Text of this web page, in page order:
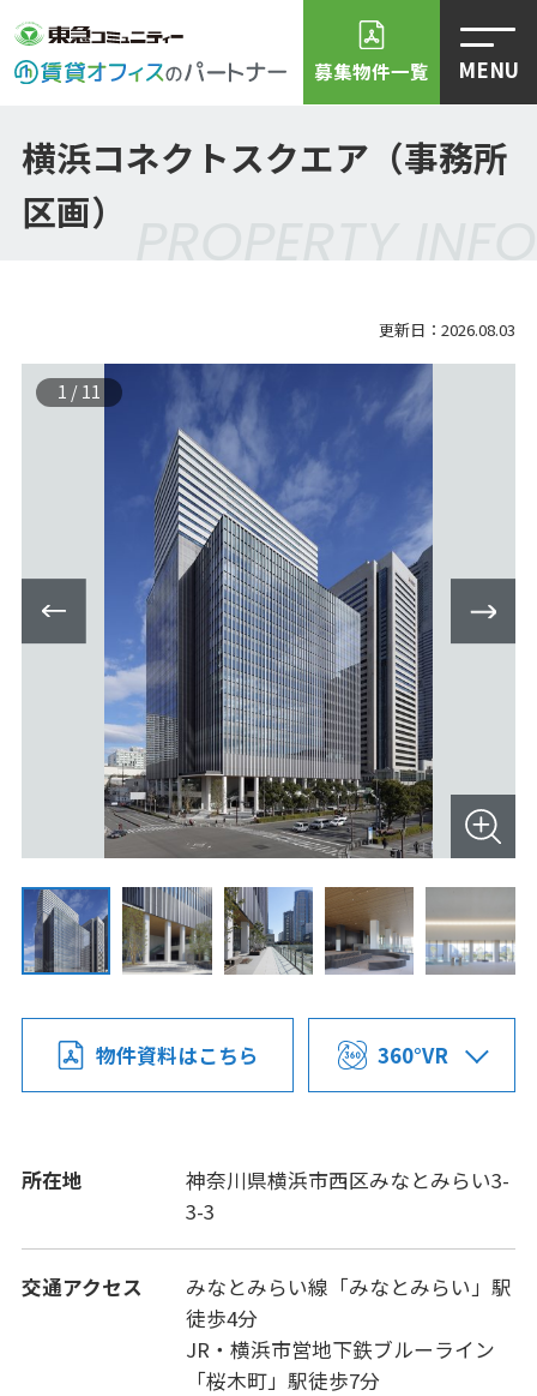
募集物件一覧 MENU
横浜コネクトスクエア（事務所
区画）
PROPERTY INFO
更新日：2026.08.03
1 /11
物件資料はこちら 360°VR
所在地
神奈川県横浜市西区みなとみらい3-
3-3
交通アクセス
みなとみらい線「みなとみらい」駅
徒歩4分
JR・横浜市営地下鉄ブルーライン
「桜木町」駅徒歩7分